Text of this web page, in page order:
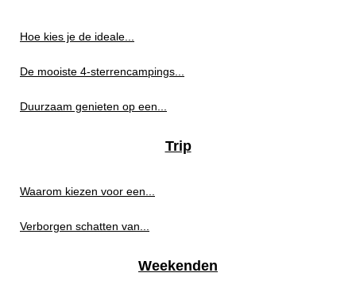
Hoe kies je de ideale...
De mooiste 4-sterrencampings...
Duurzaam genieten op een...
Trip
Waarom kiezen voor een...
Verborgen schatten van...
Weekenden